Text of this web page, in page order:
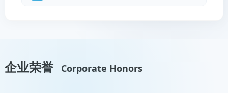
企业荣誉 Corporate Honors